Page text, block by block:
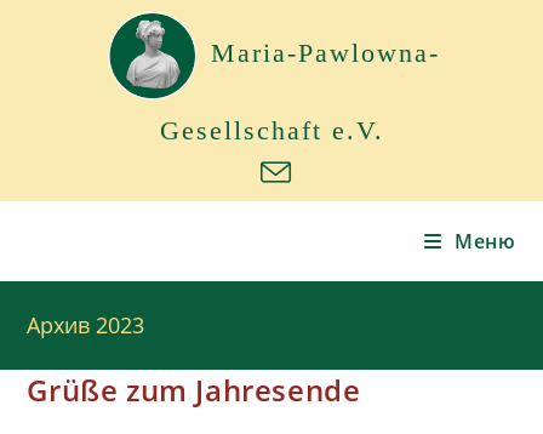
содержимому
Maria-Pawlowna-
Gesellschaft e.V.
Меню
Архив 2023
Grüße zum Jahresende